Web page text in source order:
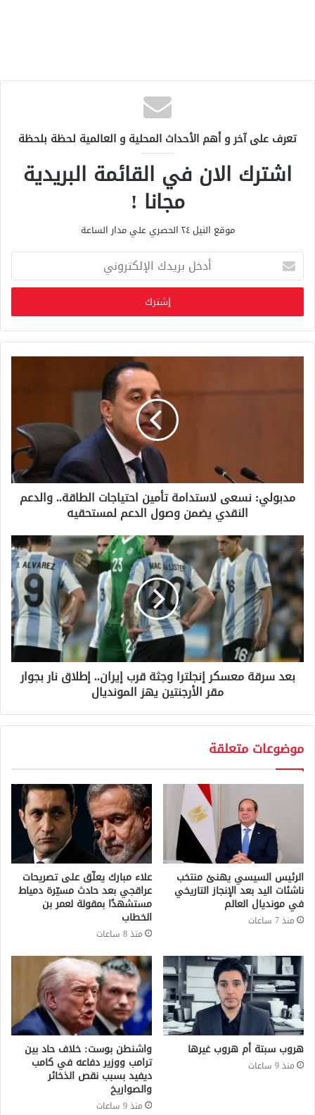
تعرف على آخر و أهم الأحداث المحلية و العالمية لحظة بلحظة
اشترك الان في القائمة البريدية
مجانا !
موقع النيل ٢٤ الحصري علي مدار الساعة
خ
ب
ر
ي
ر
مدبولي: نسعى لاستدامة تأمين احتياجات الطاقة.. والدعم
النقدي يضمن وصول الدعم لمستحقيه
بعد سرقة معسكر إنجلترا وجثة قرب إيران.. إطلاق نار بجوار
مقر الأرجنتين يهز المونديال
موضوعات متعلقة
الرئيس السيسي يهنئ منتخب
ناشئات اليد بعد الإنجاز التاريخي
في مونديال العالم
منذ 7 ساعات
علاء مبارك يعلّق على تصريحات
عراقجي بعد حادث مسيّرة دمياط
مستشهدًا بمقولة لعمر بن
الخطاب
منذ 8 ساعات
هروب سبتة أم هروب غيرها
منذ 9 ساعات
واشنطن بوست: خلاف حاد بين
ترامب ووزير دفاعه في كامب
ديفيد بسبب نقص الذخائر
والصواريخ
منذ 9 ساعات